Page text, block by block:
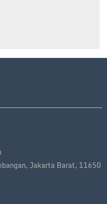
Jakarta Barat, 11650